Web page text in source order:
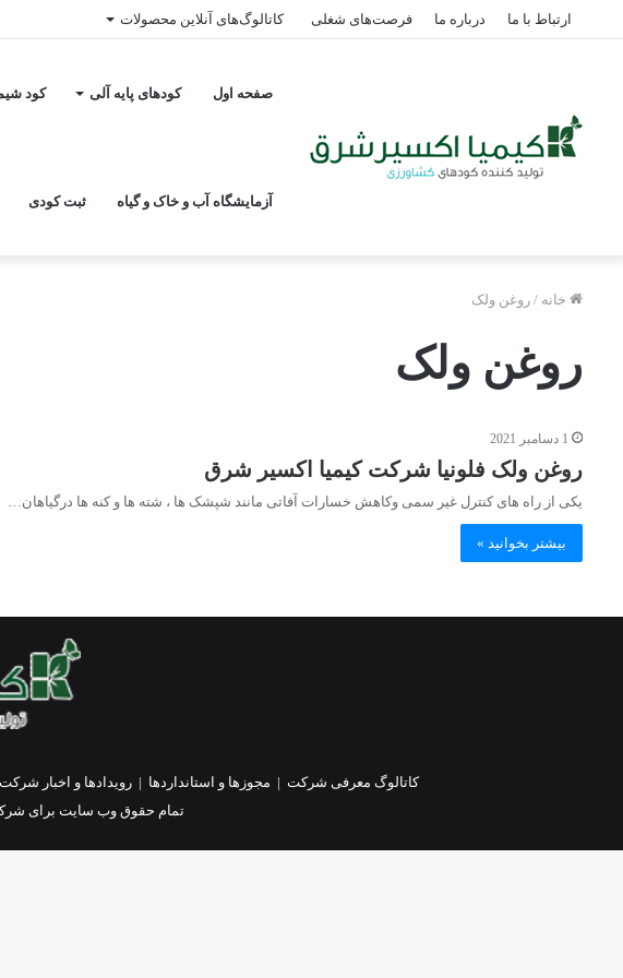
ارتباط با ما درباره ما فرصت‌های شغلی کاتالوگ‌های آنلاین محصولات
صفحه اول کودهای پایه آلی کود
آزمایشگاه آب و خاک و گیاه ثبت کودی
خانه / روغن ولک
روغن ولک
1 دسامبر 2021
روغن ولک فلونیا شرکت کیمیا اکسیر شرق
یکی از راه های کنترل غیر سمی وکاهش خسارات آفاتی مانند شپشک ها ، شته ها و کنه ها درگیاهان…
بیشتر بخوانید »
کاتالوگ معرفی شرکت | مجوزها و استانداردها |رویدادها و اخبار شرکت
تمام حقوق وب سایت برای